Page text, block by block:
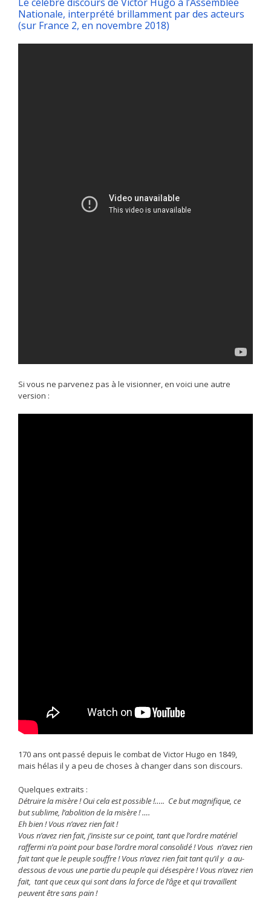
Nationale, interprété brillamment par des acteurs
(sur France 2, en novembre 2018)
Si vous ne parvenez pas à le visionner, en voici une autre
version :
170 ans ont passé depuis le combat de Victor Hugo en 1849,
mais hélas il y a peu de choses à changer dans son discours.
Quelques extraits :
Détruire la misère ! Oui cela est possible !….. Ce but magnifique, ce
but sublime, l’abolition de la misère ! ….
Eh bien ! Vous n’avez rien fait !
Vous n’avez rien fait, j’insiste sur ce point, tant que l’ordre matériel
raffermi n’a point pour base l’ordre moral consolidé ! Vous n’avez rien
fait tant que le peuple souffre ! Vous n’avez rien fait tant qu’il y a au-
dessous de vous une partie du peuple qui désespère ! Vous n’avez rien
fait, tant que ceux qui sont dans la force de l’âge et qui travaillent
peuvent être sans pain !